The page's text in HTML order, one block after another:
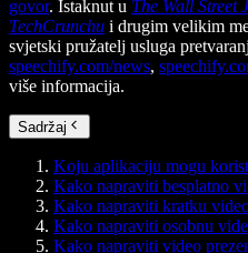
govor. Istaknut u The Wall Street
TechCrunchu i drugim velikim
svjetski pružatelj usluga
speechify.com/news,
više informacija.
Sadržaj
Koju aplikaciju mogu
Kako napraviti besplatno
Kako napraviti kratku
Kako napraviti osobnu
Kako napraviti video